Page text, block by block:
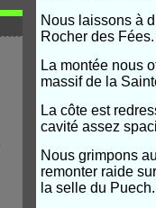
Nous laissons à
Rocher des Fées.
La montée nous
massif de la
La côte est
cavité assez
Nous grimpons
remonter raide
la selle du Puech.